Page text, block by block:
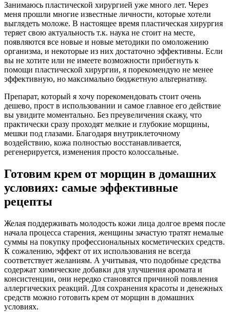
Занимаюсь пластической хирургией уже много лет. Через
меня прошли многие известные личности, которые хотели
выглядеть моложе. В настоящее время пластическая хирургия
теряет свою актуальность т.к. наука не стоит на месте,
появляются все новые и новые методики по омоложению
организма, и некоторые из них достаточно эффективны. Если
вы не хотите или не имеете возможности прибегнуть к
помощи пластической хирургии, я порекомендую не менее
эффективную, но максимально бюджетную альтернативу.
Препарат, который я хочу порекомендовать стоит очень
дешево, прост в использовании и самое главное его действие
вы увидите моментально. Без преувеличения скажу, что
практически сразу проходят мелкие и глубокие морщины,
мешки под глазами. Благодаря внутриклеточному
воздействию, кожа полностью восстанавливается,
регенерируется, изменения просто колоссальные.
Готовим крем от морщин в домашних
условиях: самые эффективные
рецепты
Желая поддерживать молодость кожи лица долгое время после
начала процесса старения, женщины зачастую тратят немалые
суммы на покупку профессиональных косметических средств.
К сожалению, эффект от их использования не всегда
соответствует желаниям. А учитывая, что подобные средства
содержат химические добавки для улучшения аромата и
консистенции, они нередко становятся причиной появления
аллергических реакций. Для сохранения красоты и денежных
средств можно готовить крем от морщин в домашних
условиях.